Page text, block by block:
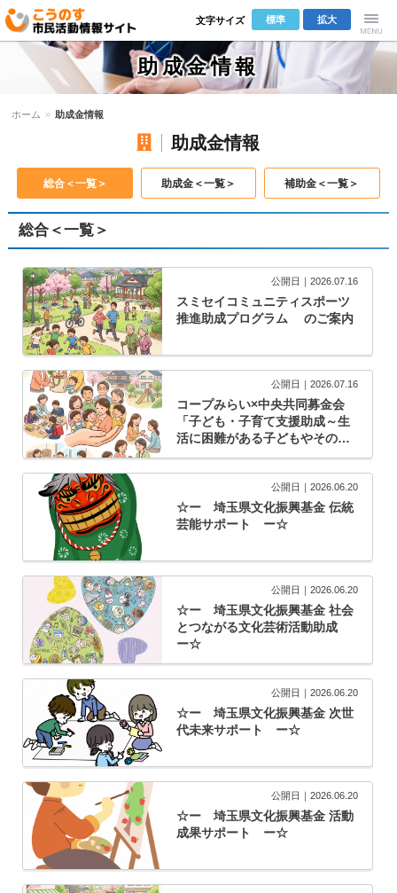
こうのす市
民活動情報サ
Menu
拡大
標準
文字サイズ
助成金情報
ホーム » 助成金情報
助成金情報
総合＜一覧＞ 助成金＜一覧＞ 補助金＜一覧＞
総合＜一覧＞
公開日｜2026.07.16
スミセイコミュニティスポーツ
推進助成プログラム のご案内
公開日｜2026.07.16
コープみらい×中央共同募金会
「子ども・子育て支援助成～生
活に困難がある子どもやその家
族への支援活動を応援！～」第5
回助成 のご案内
公開日｜2026.06.20
☆ー 埼玉県文化振興基金 伝統
芸能サポート ー☆
公開日｜2026.06.20
☆ー 埼玉県文化振興基金 社会
とつながる文化芸術活動助成
ー☆
公開日｜2026.06.20
☆ー 埼玉県文化振興基金 次世
代未来サポート ー☆
公開日｜2026.06.20
☆ー 埼玉県文化振興基金 活動
成果サポート ー☆